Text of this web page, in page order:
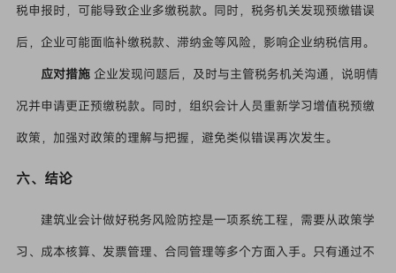
税申报时，可能导致企业多缴税款。同时，税务机关发现预缴错误
后，企业可能面临补缴税款、滞纳金等风险，影响企业纳税信用。
应对措施企业发现问题后，及时与主管税务机关沟通，说明情
况并申请更正预缴税款。同时，组织会计人员重新学习增值税预缴
政策，加强对政策的理解与把握，避免类似错误再次发生。
六、结论
建筑业会计做好税务风险防控是一项系统工程，需要从政策学
习、成本核算、发票管理、合同管理等多个方面入手。只有通过不